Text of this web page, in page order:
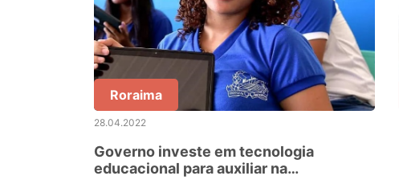
Roraima
28.04.2022
Governo investe em tecnologia
educacional para auxiliar na